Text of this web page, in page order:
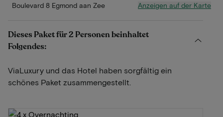
Boulevard 8 Egmond aan Zee Anzeigen auf der Karte
Dieses Paket für 2 Personen beinhaltet
Folgendes:
ViaLuxury und das Hotel haben sorgfältig ein
schönes Paket zusammengestellt.